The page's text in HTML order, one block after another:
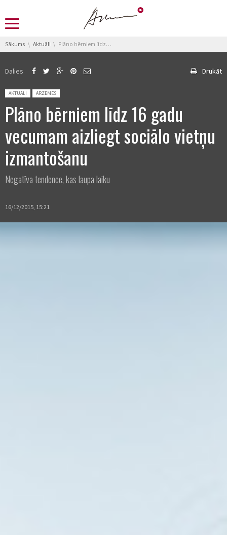
You are here:
Sākums Aktuāli Plāno bērniem līdz 16 gadu vecumam aizliegt sociālo vietņu izmantošanu
Dalies Drukāt
Posted in:
AKTUĀLI ĀRZEMĒS
Plāno bērniem līdz 16 gadu
vecumam aizliegt sociālo vietņu
izmantošanu
Negatīva tendence, kas laupa laiku
16/12/2015, 15:21